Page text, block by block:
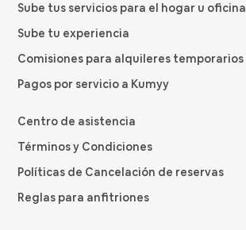
Sube tus servicios para el hogar u oficina
Sube tu experiencia
Comisiones para alquileres temporarios
Pagos por servicio a Kumyy
Centro de asistencia
Términos y Condiciones
Políticas de Cancelación de reservas
Reglas para anfitriones